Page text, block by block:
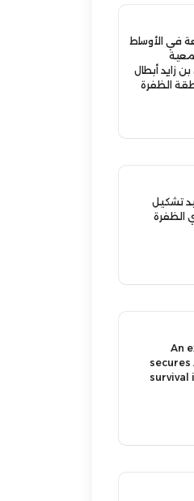
في الأوساط
زايد أبطال
الظفرة
تشكيل
الظفرة
An
secures
survival